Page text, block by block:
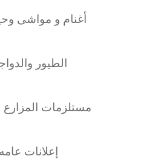
أغنام و مواشى
الطيور
مستلزمات المزارع
إعلانات عامه